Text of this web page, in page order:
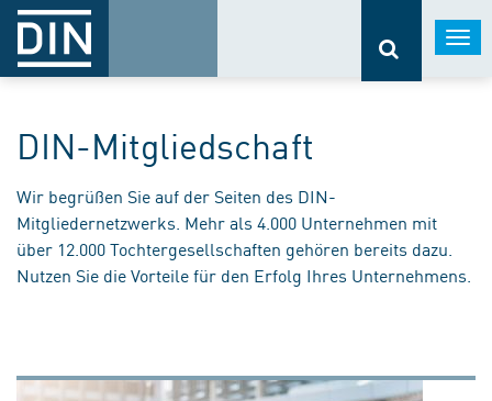
DIN-Mitgliedschaft
Wir begrüßen Sie auf der Seiten des DIN-
Mitgliedernetzwerks. Mehr als 4.000 Unternehmen mit
über 12.000 Tochtergesellschaften gehören bereits dazu.
Nutzen Sie die Vorteile für den Erfolg Ihres Unternehmens.